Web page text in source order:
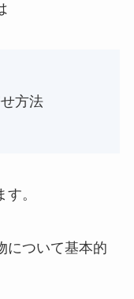
方法
。
について基本的